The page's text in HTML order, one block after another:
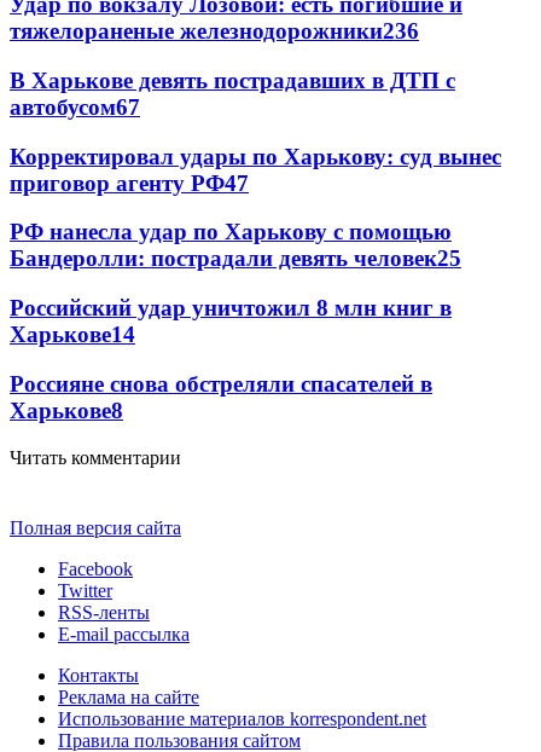
тяжелораненые железнодорожники236
В Харькове девять пострадавших в ДТП с
автобусом67
Корректировал удары по Харькову: суд вынес
приговор агенту РФ47
РФ нанесла удар по Харькову с помощью
Бандеролли: пострадали девять человек25
Российский удар уничтожил 8 млн книг в
Харькове14
Россияне снова обстреляли спасателей в
Харькове8
Читать комментарии
Полная версия сайта
Facebook
Twitter
RSS-ленты
E-mail рассылка
Контакты
Реклама на сайте
Использование материалов korrespondent.net
Правила пользования сайтом